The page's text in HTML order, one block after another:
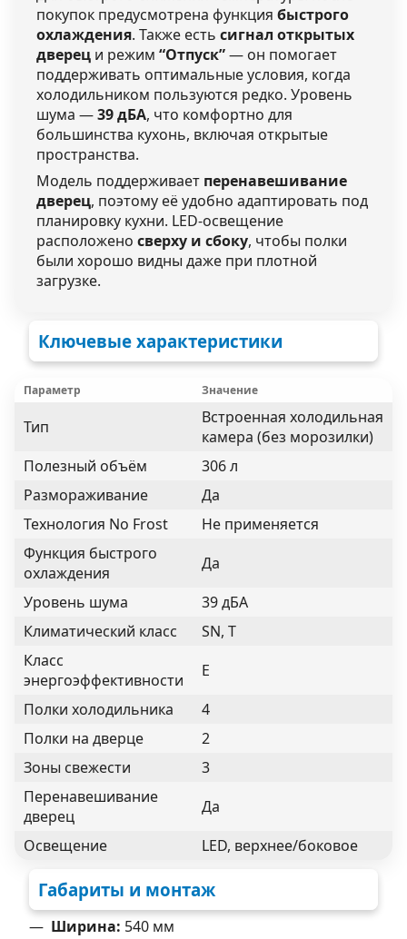
покупок предусмотрена функция быстрого
охлаждения. Также есть сигнал открытых
дверец и режим “Отпуск”— он помогает
поддерживать оптимальные условия, когда
холодильником пользуются редко. Уровень
шума —39 дБА, что комфортно для
большинства кухонь, включая открытые
пространства.
Модель поддерживает перенавешивание
дверец, поэтому её удобно адаптировать под
планировку кухни. LED-освещение
расположено сверху и сбоку, чтобы полки
были хорошо видны даже при плотной
загрузке.
Ключевые характеристики
Параметр Значение
Тип
Встроенная холодильная
камера (без морозилки)
Полезный объём
306 л
Размораживание
Да
Технология No Frost
Не применяется
Функция быстрого
охлаждения
Да
Уровень шума
39 дБА
Климатический класс
SN, T
Класс
энергоэффективности
E
Полки холодильника
4
Полки на дверце
2
Зоны свежести
3
Перенавешивание
дверец
Да
Освещение
LED, верхнее/боковое
Габариты и монтаж
Ширина: 540 мм